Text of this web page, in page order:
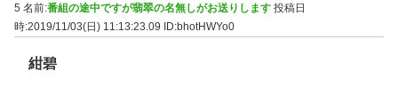
5 名前:番組の途中ですが翡翠の名無しがお送りします 投稿日
時:2019/11/03(日) 11:13:23.09
ID:bhotHWYo0
紺碧